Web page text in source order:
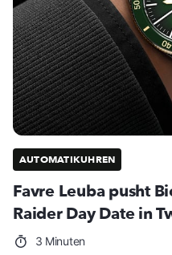
AUTOMATIKUHREN
Favre Leuba pusht
Raider Day Date in
3 Minuten